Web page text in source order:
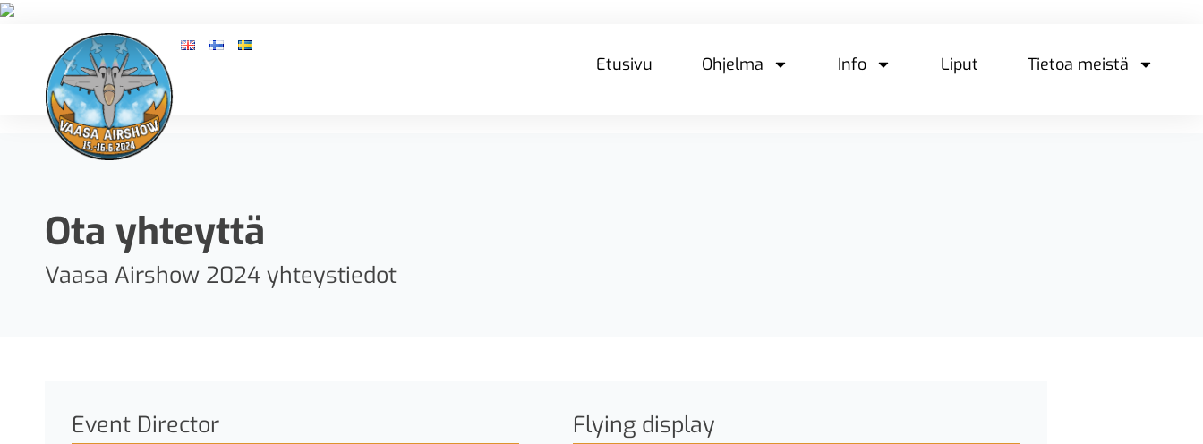
Etusivu Ohjelma Info Liput Tietoa meistä
Ota yhteyttä
Vaasa Airshow 2024 yhteystiedot
Event Director Flying display